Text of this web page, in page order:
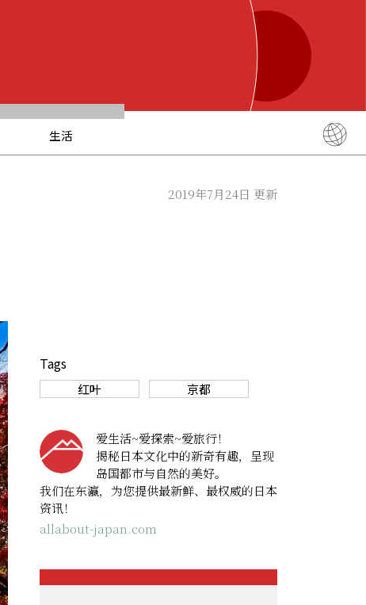
生活
简体中文
2019年7月24日 更新
Tags
红叶 京都
爱生活~爱探索~爱旅行！
揭秘日本文化中的新奇有趣，呈现
岛国都市与自然的美好。
我们在东瀛，为您提供最新鲜、最权威的日本
资讯！
allabout-japan.com